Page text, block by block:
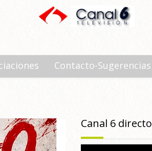
Contacto-Sugerencias
Canal 6 directo